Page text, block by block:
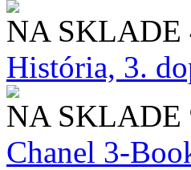
NA SKLADE
História, 3.
NA SKLADE
Chanel 3-